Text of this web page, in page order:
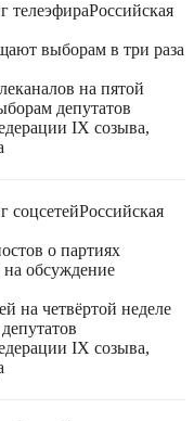
телеэфираРоссийская
выборам в три раза
на пятой
депутатов
IX созыва,
соцсетейРоссийская
о партиях
на обсуждение
на четвёртой неделе
IX созыва,